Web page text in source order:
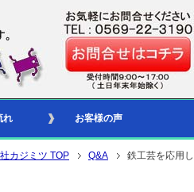
れ お客様の声
カジミツ TOP Q&A
鉄工芸を応用し